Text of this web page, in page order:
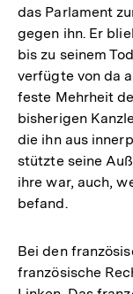
das Parlament
gegen ihn. Er
bis zu seinem
verfügte von da
feste Mehrheit
bisherigen
die ihn aus
stützte seine
ihre war, auch,
befand.
Bei den
französische